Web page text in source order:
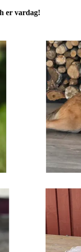
er vardag!